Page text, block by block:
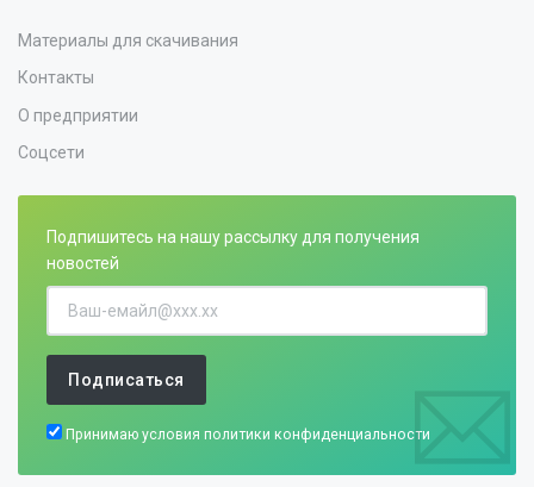
Материалы для скачивания
Контакты
О предприятии
Соцсети
Подпишитесь на нашу рассылку для получения
новостей
Подписаться
Принимаю условия политики конфиденциальности